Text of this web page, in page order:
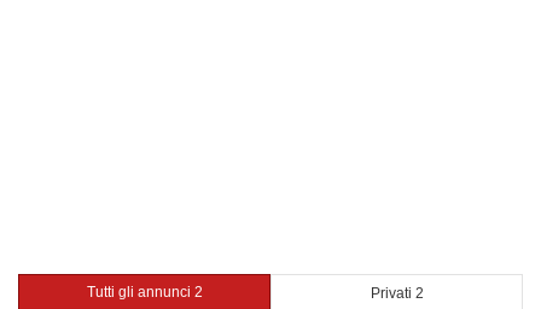
Tutti gli annunci 2 Privati 2